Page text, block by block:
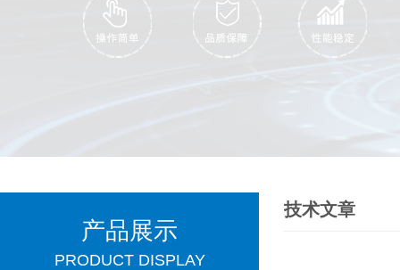
产品展示
PRODUCT DISPLAY
技术文章